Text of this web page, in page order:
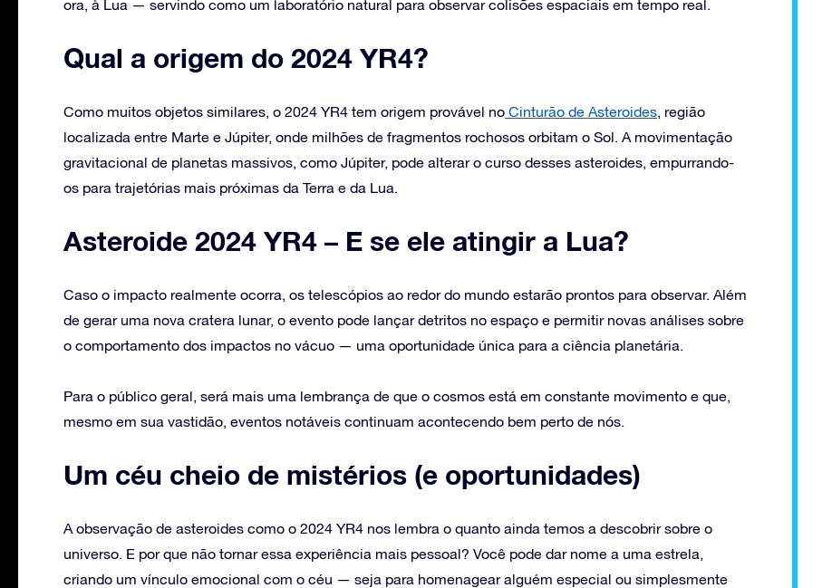
ora, à Lua — servindo como um laboratório natural para observar colisões espaciais em tempo real.
Qual a origem do 2024 YR4?
Como muitos objetos similares, o 2024 YR4 tem origem provável no Cinturão de Asteroides, região
localizada entre Marte e Júpiter, onde milhões de fragmentos rochosos orbitam o Sol. A movimentação
gravitacional de planetas massivos, como Júpiter, pode alterar o curso desses asteroides, empurrando-
os para trajetórias mais próximas da Terra e da Lua.
Asteroide 2024 YR4 – E se ele atingir a Lua?
Caso o impacto realmente ocorra, os telescópios ao redor do mundo estarão prontos para observar. Além
de gerar uma nova cratera lunar, o evento pode lançar detritos no espaço e permitir novas análises sobre
o comportamento dos impactos no vácuo — uma oportunidade única para a ciência planetária.
Para o público geral, será mais uma lembrança de que o cosmos está em constante movimento e que,
mesmo em sua vastidão, eventos notáveis continuam acontecendo bem perto de nós.
Um céu cheio de mistérios (e oportunidades)
A observação de asteroides como o 2024 YR4 nos lembra o quanto ainda temos a descobrir sobre o
universo. E por que não tornar essa experiência mais pessoal? Você pode dar nome a uma estrela,
criando um vínculo emocional com o céu — seja para homenagear alguém especial ou simplesmente